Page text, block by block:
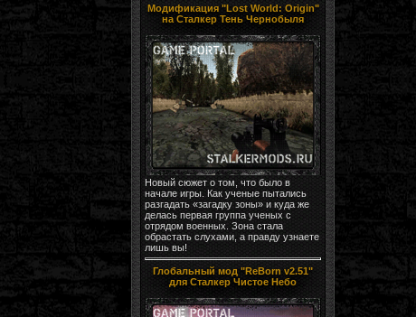
Модификация "Lost World: Origin"
на Сталкер Тень Чернобыля
Новый сюжет о том, что было в
начале игры. Как ученые пытались
разгадать «загадку зоны» и куда же
делась первая группа ученых с
отрядом военных. Зона стала
обрастать слухами, а правду узнаете
лишь вы!
Глобальный мод "ReBorn v2.51"
для Сталкер Чистое Небо